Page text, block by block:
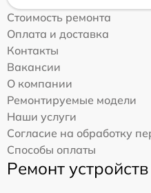
Стоимость ремонта
Оплата и доставка
Контакты
Вакансии
О компании
Ремонтируемые модели
Наши услуги
Согласие на обработку
Способы оплаты
Ремонт устройств